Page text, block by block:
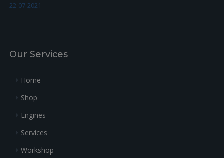
22-07-2021
Our Services
Home
Shop
Engines
Services
Workshop